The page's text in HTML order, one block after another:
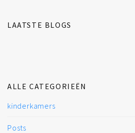
LAATSTE BLOGS
ALLE CATEGORIEËN
kinderkamers
Posts